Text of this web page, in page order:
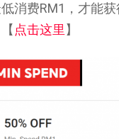
消费RM1，才能获
点击这里 】